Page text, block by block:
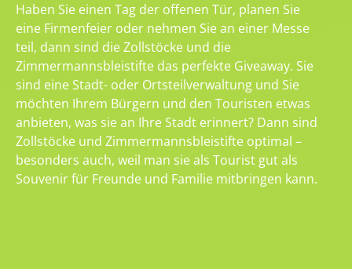
Haben Sie einen Tag der offenen Tür, planen Sie
eine Firmenfeier oder nehmen Sie an einer Messe
teil, dann sind die Zollstöcke und die
Zimmermannsbleistifte das perfekte Giveaway. Sie
sind eine Stadt- oder Ortsteilverwaltung und Sie
möchten Ihrem Bürgern und den Touristen etwas
anbieten, was sie an Ihre Stadt erinnert? Dann sind
Zollstöcke und Zimmermannsbleistifte optimal –
besonders auch, weil man sie als Tourist gut als
Souvenir für Freunde und Familie mitbringen kann.